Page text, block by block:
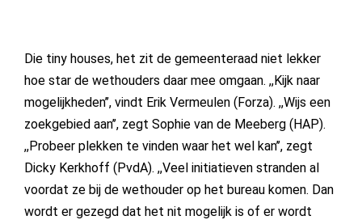
Die tiny houses, het zit de gemeenteraad niet lekker
hoe star de wethouders daar mee omgaan. ,,Kijk naar
mogelijkheden’’, vindt Erik Vermeulen (Forza). ,,Wijs een
zoekgebied aan’’, zegt Sophie van de Meeberg (HAP).
,,Probeer plekken te vinden waar het wel kan’’, zegt
Dicky Kerkhoff (PvdA). ,,Veel initiatieven stranden al
voordat ze bij de wethouder op het bureau komen. Dan
wordt er gezegd dat het nit mogelijk is of er wordt